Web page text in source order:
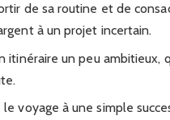
de sa routine et de
à un projet incertain.
itinéraire un peu ambitieux,
le voyage à une simple